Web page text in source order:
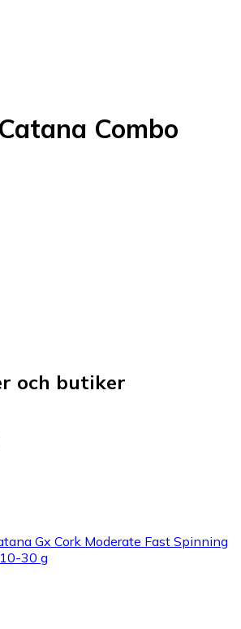
Combo
och butiker
Gx Cork Moderate Fast Spinning
30 g